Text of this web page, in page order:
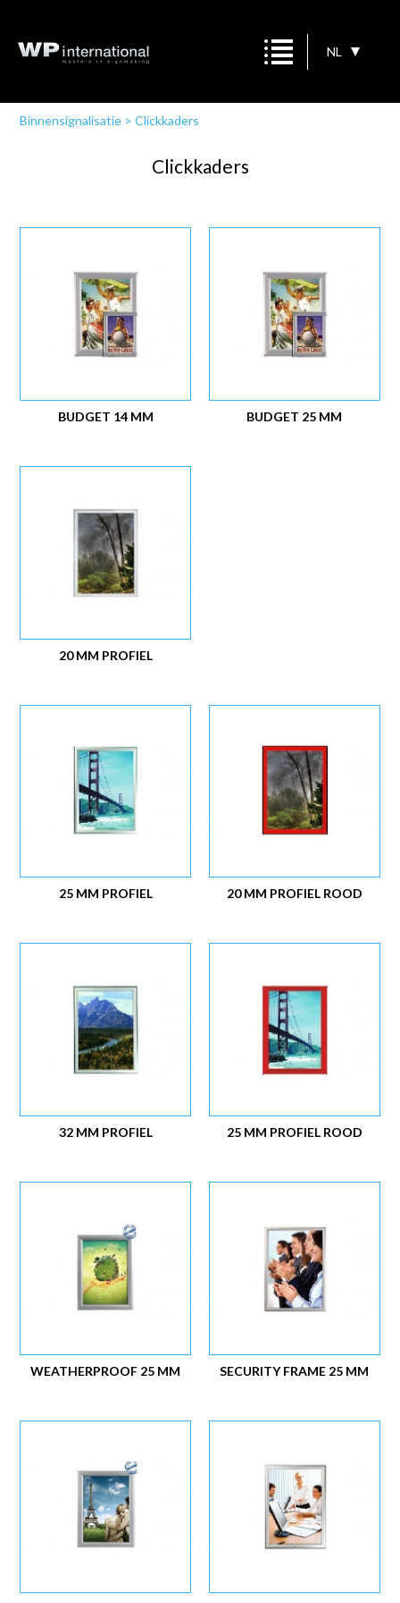
NL
Binnensignalisatie >Clickkaders
Clickkaders
BUDGET 14 MM BUDGET 25 MM
20 MM PROFIEL
20 MM PROFIEL ROOD
25 MM PROFIEL
25 MM PROFIEL ROOD
32 MM PROFIEL
SECURITY FRAME 25 MM
WEATHERPROOF 25 MM